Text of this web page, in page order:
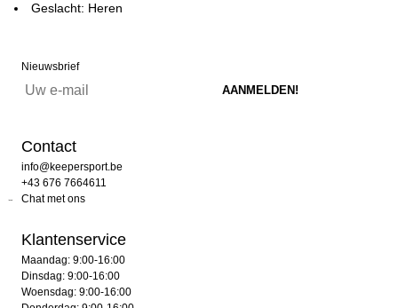
Geslacht: Heren
Nieuwsbrief
Contact
info@keepersport.be
+43 676 7664611
Chat met ons
Klantenservice
Maandag: 9:00-16:00
Dinsdag: 9:00-16:00
Woensdag: 9:00-16:00